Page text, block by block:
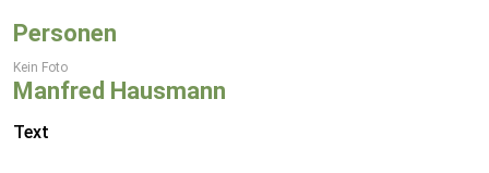
Personen
Kein Foto
Manfred Hausmann
Text